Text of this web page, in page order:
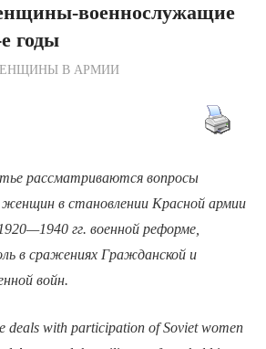
военнослужащие
годы
по Редакции
В АРМИИ
рассматриваются вопросы
женщин в становлении Красной армии
гг. военной реформе,
в сражениях Гражданской и
войн.
deals with participation of Soviet women